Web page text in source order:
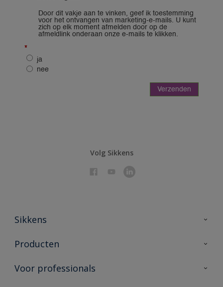
Volg Sikkens
Sikkens
Over Sikkens
Duurzaamheid
Producten
Producten voor binnen
Voor professionals